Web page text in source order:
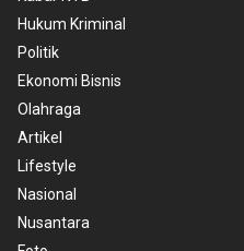
Hukum Kriminal
Politik
Ekonomi Bisnis
Olahraga
Artikel
Lifestyle
Nasional
Nusantara